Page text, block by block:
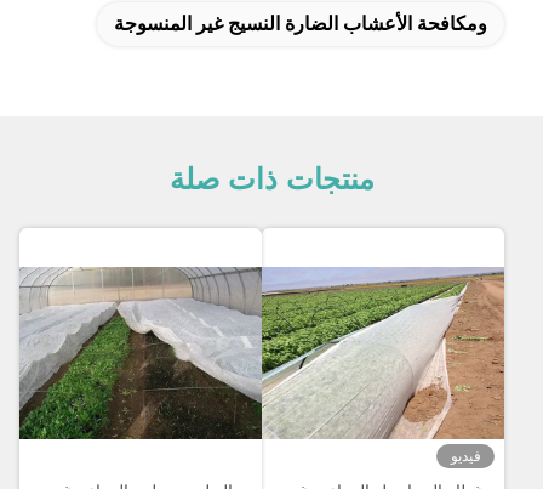
ومكافحة الأعشاب الضارة النسيج غير المنسوجة
منتجات ذات صلة
فيديو